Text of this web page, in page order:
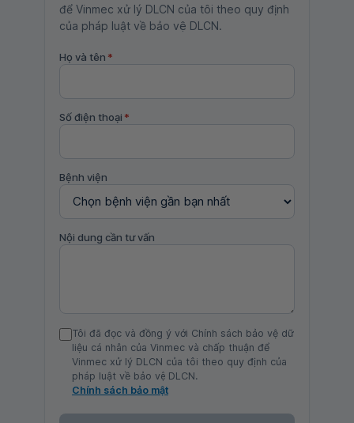
để Vinmec xử lý DLCN của tôi theo quy định
của pháp luật về bảo vệ DLCN.
Họ và tên *
Số điện thoại *
Bệnh viện
Nội dung cần tư vấn
Tôi đã đọc và đồng ý với Chính sách bảo vệ dữ
liệu cá nhân của Vinmec và chấp thuận để
Vinmec xử lý DLCN của tôi theo quy định của
pháp luật về bảo vệ DLCN.
Chính sách bảo mật